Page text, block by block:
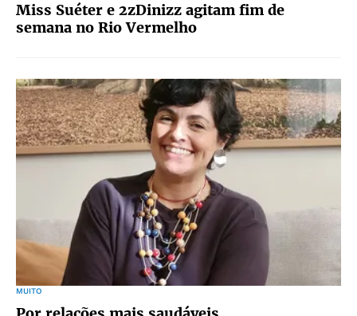
Miss Suéter e 2zDinizz agitam fim de
semana no Rio Vermelho
MUITO